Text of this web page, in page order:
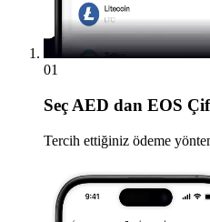
01
Seç AED dan EOS
Tercih ettiğiniz ödeme